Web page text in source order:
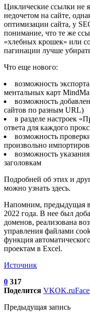
Циклические ссылки не
недочетом на сайте,
оптимизации сайта, у
понимание, что те же
«хлебных крошек» или
пагинации лучше
Что еще нового:
возможность
ментальных карт
возможность
сайтов по разным URL)
в разделе настроек
ответа для каждого
возможность
произвольно
возможность
заголовкам
Подробней об этих и
можно узнать здесь.
Напомним, предыдущая
2022 года. В нее был
доменов, реализована
управления файлами
функция
проектам в Excel.
Источник
0 317
Поделится VKOK.ru
Предыдущая запись